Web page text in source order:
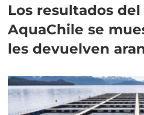
Los resultados
AquaChile se
les devuelven